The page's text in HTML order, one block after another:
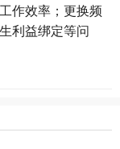
作效率；更换频
利益绑定等问